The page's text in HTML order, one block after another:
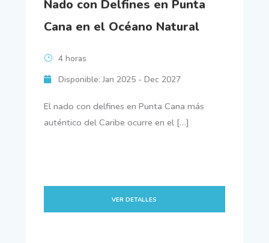
Nado con Delfines en Punta
Cana en el Océano Natural
4 horas
Disponible: Jan 2025 - Dec 2027
El nado con delfines en Punta Cana más
auténtico del Caribe ocurre en el […]
VER DETALLES